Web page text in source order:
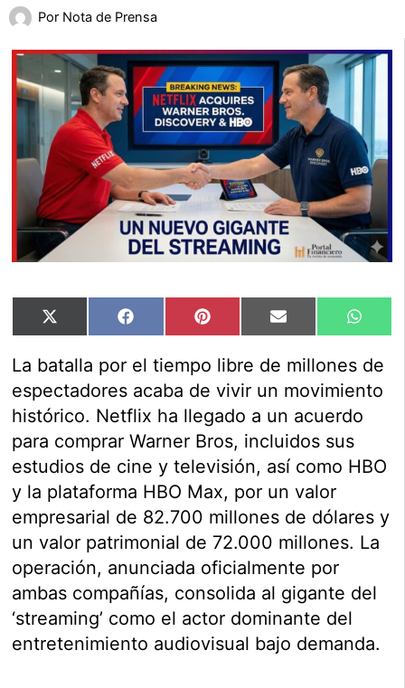
Por Nota de Prensa
Compartir
en
X
(Twitter)
Compartir
en
Facebook Compartir
en
Pinterest Compartir
en
Email
en
La batalla por el tiempo libre de millones de
espectadores acaba de vivir un movimiento
histórico. Netflix ha llegado a un acuerdo
para comprar Warner Bros, incluidos sus
estudios de cine y televisión, así como HBO
y la plataforma HBO Max, por un valor
empresarial de 82.700 millones de dólares y
un valor patrimonial de 72.000 millones. La
operación, anunciada oficialmente por
ambas compañías, consolida al gigante del
‘streaming’ como el actor dominante del
entretenimiento audiovisual bajo demanda.